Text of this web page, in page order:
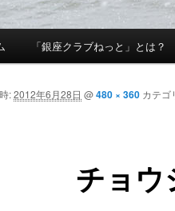
ンコンテンツへ移動
「銀座クラブねっと」とは？
チョウ
:2012年6月28日 @480 × 360 カテゴ